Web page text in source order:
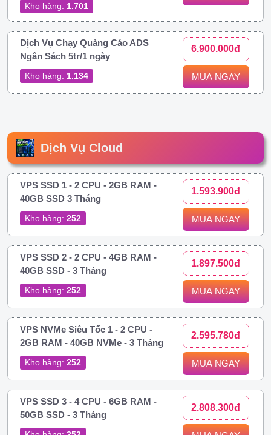
Kho hàng: 1.701
Dịch Vụ Chạy Quảng Cáo ADS
Ngân Sách 5tr/1 ngày
Kho hàng: 1.134
6.900.000đ
MUA NGAY
Dịch Vụ Cloud
VPS SSD 1 - 2 CPU - 2GB RAM -
40GB SSD 3 Tháng
Kho hàng: 252
1.593.900đ
MUA NGAY
VPS SSD 2 - 2 CPU - 4GB RAM -
40GB SSD - 3 Tháng
Kho hàng: 252
1.897.500đ
MUA NGAY
VPS NVMe Siêu Tốc 1 - 2 CPU -
2GB RAM - 40GB NVMe - 3 Tháng
Kho hàng: 252
2.595.780đ
MUA NGAY
VPS SSD 3 - 4 CPU - 6GB RAM -
50GB SSD - 3 Tháng
2.808.300đ